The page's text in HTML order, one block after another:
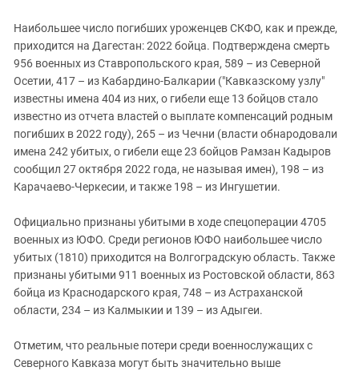
Наибольшее число погибших уроженцев СКФО, как и прежде,
приходится на Дагестан: 2022 бойца. Подтверждена смерть
956 военных из Ставропольского края, 589 – из Северной
Осетии, 417 – из Кабардино-Балкарии ("Кавказскому узлу"
известны имена 404 из них, о гибели еще 13 бойцов стало
известно из отчета властей о выплате компенсаций родным
погибших в 2022 году), 265 – из Чечни (власти обнародовали
имена 242 убитых, о гибели еще 23 бойцов Рамзан Кадыров
сообщил 27 октября 2022 года, не называя имен), 198 – из
Карачаево-Черкесии, и также 198 – из Ингушетии.
Официально признаны убитыми в ходе спецоперации 4705
военных из ЮФО. Среди регионов ЮФО наибольшее число
убитых (1810) приходится на Волгоградскую область. Также
признаны убитыми 911 военных из Ростовской области, 863
бойца из Краснодарского края, 748 – из Астраханской
области, 234 – из Калмыкии и 139 – из Адыгеи.
Отметим, что реальные потери среди военнослужащих с
Северного Кавказа могут быть значительно выше